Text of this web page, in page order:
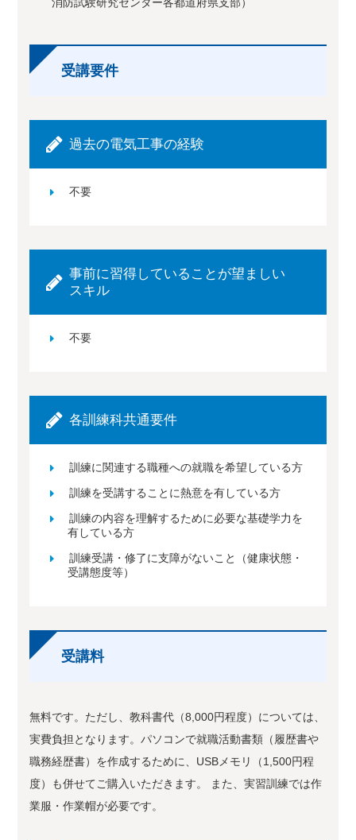
消防試験研究センター各都道府県支部）
受講要件
過去の電気工事の経験
不要
事前に習得していることが望ましい
スキル
不要
各訓練科共通要件
訓練に関連する職種への就職を希望している方
訓練を受講することに熱意を有している方
訓練の内容を理解するために必要な基礎学力を
有している方
訓練受講・修了に支障がないこと（健康状態・
受講態度等）
受講料
無料です。ただし、教科書代（8,000円程度）については、
実費負担となります。パソコンで就職活動書類（履歴書や
職務経歴書）を作成するために、USBメモリ（1,500円程
度）も併せてご購入いただきます。 また、実習訓練では作
業服・作業帽が必要です。